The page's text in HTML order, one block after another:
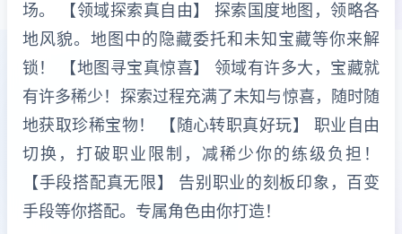
场。 【领域探索真自由】 探索国度地图，领略各
地风貌。地图中的隐藏委托和未知宝藏等你来解
锁！ 【地图寻宝真惊喜】 领域有许多大，宝藏就
有许多稀少！探索过程充满了未知与惊喜，随时随
地获取珍稀宝物！ 【随心转职真好玩】 职业自由
切换，打破职业限制，减稀少你的练级负担！
【手段搭配真无限】 告别职业的刻板印象，百变
手段等你搭配。专属角色由你打造！